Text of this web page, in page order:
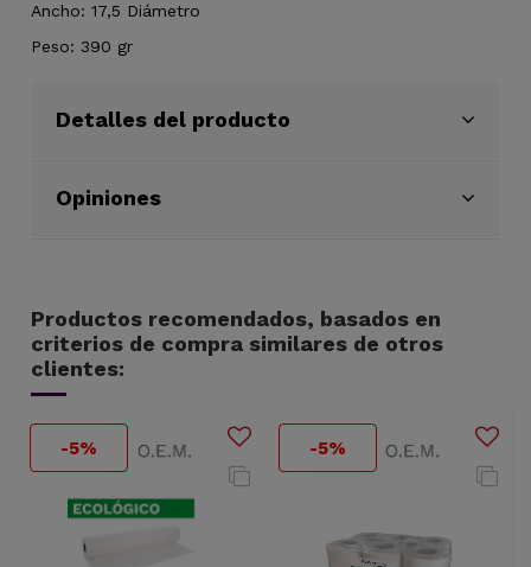
Ancho: 17,5 Diámetro
Peso: 390 gr
Detalles del producto
Opiniones
Productos recomendados, basados en
criterios de compra similares de otros
clientes:
-5% -5%